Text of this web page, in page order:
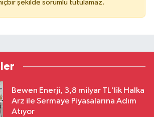
şekilde sorumlu tutulamaz.
Bewen Enerji, 3,8 milyar TL'lik Halka
Arz ile Sermaye Piyasalarına Adım
Atıyor